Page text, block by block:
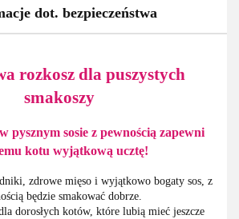
dot. bezpieczeństwa
rozkosz dla puszystych
smakoszy
pysznym sosie z pewnością zapewni
kotu wyjątkową ucztę!
zdrowe mięso i wyjątkowo bogaty sos, z
będzie smakować dobrze.
dorosłych kotów, które lubią mieć jeszcze